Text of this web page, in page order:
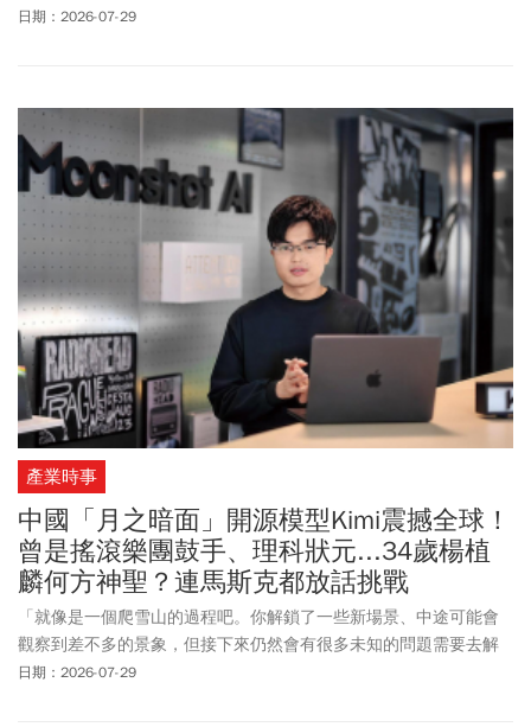
網路泡沫覆轍，成為關注焦點。
日期：2026-07-29
產業時事
中國「月之暗面」開源模型Kimi震撼全球！
曾是搖滾樂團鼓手、理科狀元...34歲楊植
麟何方神聖？連馬斯克都放話挑戰
「就像是一個爬雪山的過程吧。你解鎖了一些新場景、中途可能會
觀察到差不多的景象，但接下來仍然會有很多未知的問題需要去解
決。」2025年7月，月之暗面（Moonshot AI）創辦人楊植麟接受中
日期：2026-07-29